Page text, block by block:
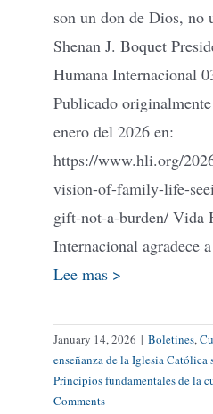
son un don de Dios,
Shenan J. Boquet
Humana Internacional
Publicado
enero del 2026 en:
https://www.hli.org/
vision-of-family-life-
gift-not-a-burden/ Vida
Internacional agradece
Lee mas >
January 14, 2026 | Boletines,
enseñanza de la Iglesia
Principios fundamentales de la
Comments